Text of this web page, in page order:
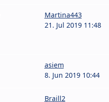
Martina443
21. Jul 2019 11:48
asiem
8. Jun 2019 10:44
Braill2